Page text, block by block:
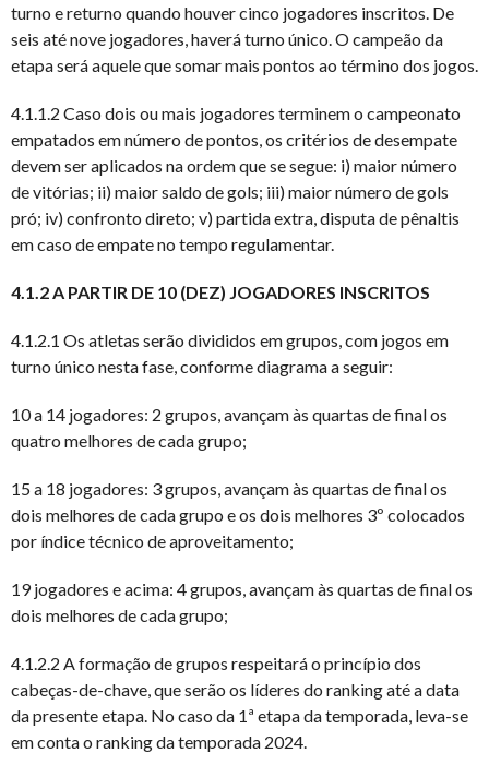
turno e returno quando houver cinco jogadores inscritos. De
seis até nove jogadores, haverá turno único. O campeão da
etapa será aquele que somar mais pontos ao término dos jogos.
4.1.1.2 Caso dois ou mais jogadores terminem o campeonato
empatados em número de pontos, os critérios de desempate
devem ser aplicados na ordem que se segue: i) maior número
de vitórias; ii) maior saldo de gols; iii) maior número de gols
pró; iv) confronto direto; v) partida extra, disputa de pênaltis
em caso de empate no tempo regulamentar.
4.1.2 A PARTIR DE 10 (DEZ) JOGADORES INSCRITOS
4.1.2.1 Os atletas serão divididos em grupos, com jogos em
turno único nesta fase, conforme diagrama a seguir:
10 a 14 jogadores: 2 grupos, avançam às quartas de final os
quatro melhores de cada grupo;
15 a 18 jogadores: 3 grupos, avançam às quartas de final os
dois melhores de cada grupo e os dois melhores 3º colocados
por índice técnico de aproveitamento;
19 jogadores e acima: 4 grupos, avançam às quartas de final os
dois melhores de cada grupo;
4.1.2.2 A formação de grupos respeitará o princípio dos
cabeças-de-chave, que serão os líderes do ranking até a data
da presente etapa. No caso da 1ª etapa da temporada, leva-se
em conta o ranking da temporada 2024.